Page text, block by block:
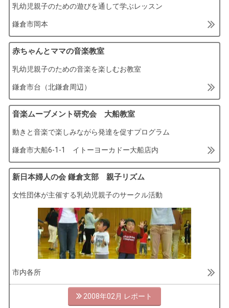
乳幼児親子のための遊びを通して学ぶレッスン
鎌倉市岡本
赤ちゃんとママの音楽教室
乳幼児親子のための音楽を楽しむお教室
鎌倉市台（北鎌倉周辺）
音楽ムーブメント研究会 大船教室
動きと音楽で楽しみながら発達を促すプログラム
鎌倉市大船6-1-1 イトーヨーカドー大船店内
新日本婦人の会 鎌倉支部 親子リズム
女性団体が主催する乳幼児親子のサークル活動
市内各所
2008年02月